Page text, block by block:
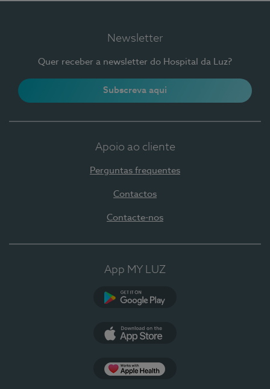
Newsletter
Quer receber a newsletter do Hospital da Luz?
Subscreva aqui
Apoio ao cliente
Perguntas frequentes
Contactos
Contacte-nos
App MY LUZ